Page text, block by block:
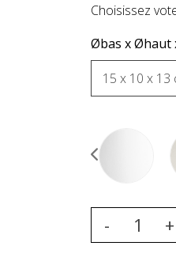
Choisissez
Øbas x Øhaut